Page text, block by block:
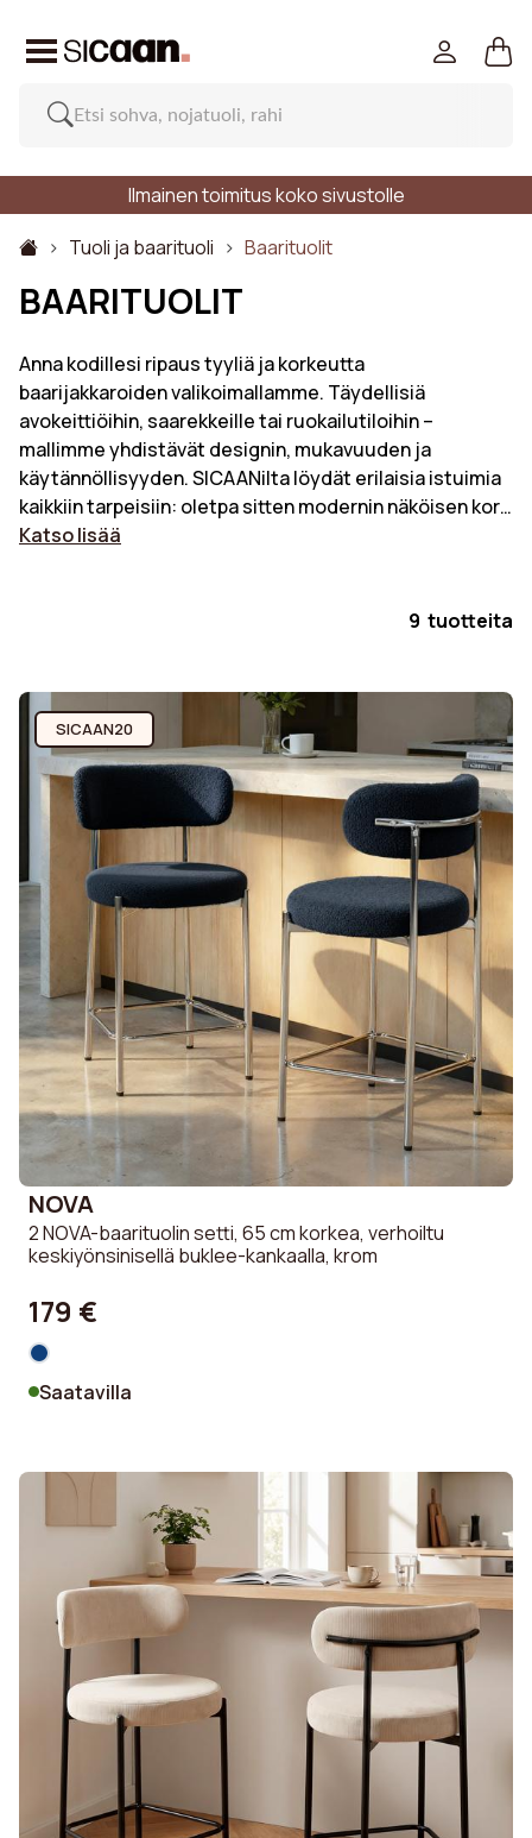
Ilmainen toimitus koko sivustolle
Tuoli ja baarituoli
Baarituolit
BAARITUOLIT
Anna kodillesi ripaus tyyliä ja korkeutta
baarijakkaroiden valikoimallamme. Täydellisiä
avokeittiöihin, saarekkeille tai ruokailutiloihin –
mallimme yhdistävät designin, mukavuuden ja
käytännöllisyyden. SICAANilta löydät erilaisia istuimia
kaikkiin tarpeisiin: oletpa sitten modernin näköisen kor…
Katso lisää
9 tuotteita
SICAAN20
NOVA
2 NOVA-baarituolin setti, 65 cm korkea, verhoiltu
keskiyönsinisellä buklee-kankaalla, krom
179 €
Saatavilla